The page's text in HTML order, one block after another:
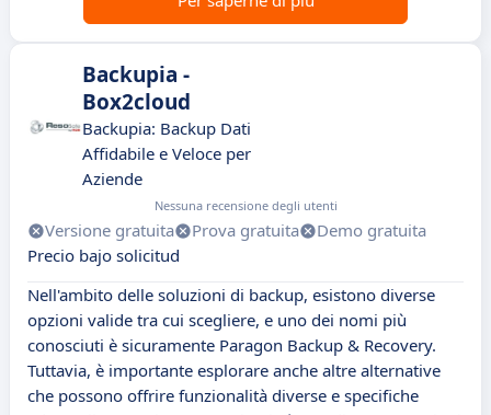
Backupia -
Box2cloud
Backupia: Backup Dati
Affidabile e Veloce per
Aziende
Nessuna recensione degli utenti
Versione gratuita Prova gratuita
Demo gratuita
Precio bajo solicitud
Nell'ambito delle soluzioni di backup, esistono diverse
opzioni valide tra cui scegliere, e uno dei nomi più
conosciuti è sicuramente Paragon Backup & Recovery.
Tuttavia, è importante esplorare anche altre alternative
che possono offrire funzionalità diverse e specifiche